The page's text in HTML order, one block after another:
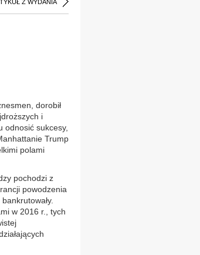
Z WYDANIA
dorobił
i
odnosić sukcesy,
Trump
polami
pochodzi z
powodzenia
w 2016 r., tych